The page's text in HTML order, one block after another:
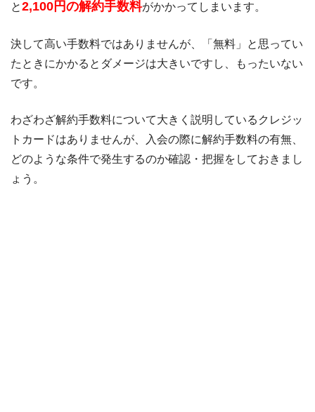
と2,100円の解約手数料がかかってしまいます。
決して高い手数料ではありませんが、「無料」と思ってい
たときにかかるとダメージは大きいですし、もったいない
です。
わざわざ解約手数料について大きく説明しているクレジッ
トカードはありませんが、入会の際に解約手数料の有無、
どのような条件で発生するのか確認・把握をしておきまし
ょう。